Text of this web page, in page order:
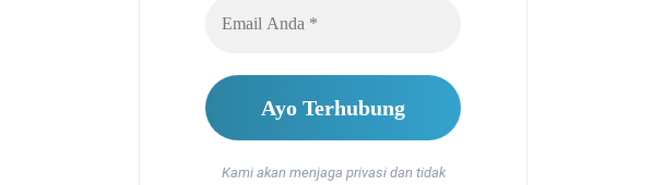
Kami akan menjaga privasi dan tidak